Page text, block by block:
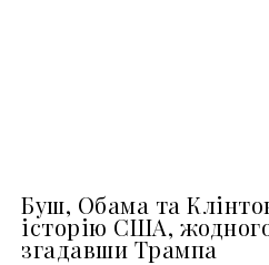
Буш, Обама та
історію США,
згадавши Трампа